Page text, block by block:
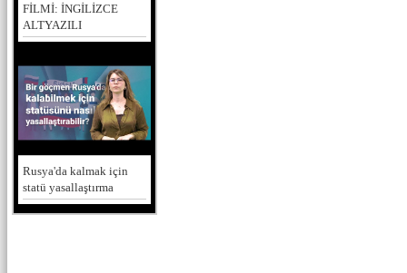
FİLMİ: İNGİLİZCE
ALTYAZILI
Rusya'da kalmak için
statü yasallaştırma